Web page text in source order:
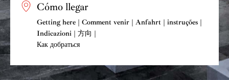
Cómo llegar
Getting here | Comment venir | Anfahrt | instruções |
Indicazioni | 方向 |
Как добраться